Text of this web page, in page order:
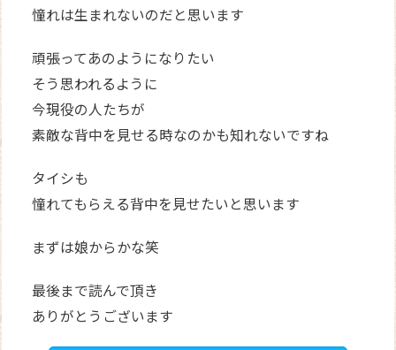
憧れは生まれないのだと思います
頑張ってあのようになりたい
そう思われるように
今現役の人たちが
素敵な背中を見せる時なのかも知れないですね
タイシも
憧れてもらえる背中を見せたいと思います
まずは娘からかな笑
最後まで読んで頂き
ありがとうございます